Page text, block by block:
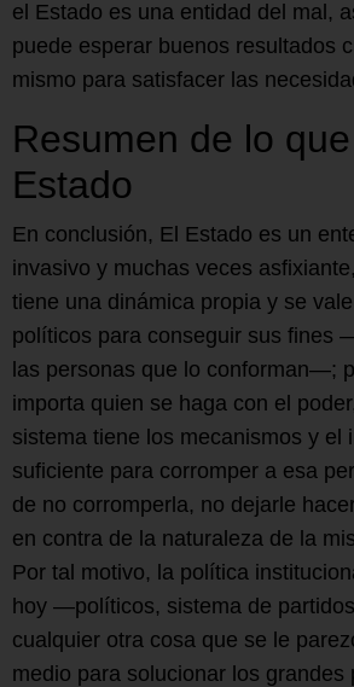
el Estado es una entidad del mal,
puede esperar buenos resultados
mismo para satisfacer las
Resumen de lo
Estado
En conclusión, El Estado es un
invasivo y muchas veces
tiene una dinámica propia y se
políticos para conseguir sus fines
las personas que lo conforman—;
importa quien se haga con el
sistema tiene los mecanismos y el
suficiente para corromper a esa
de no corromperla, no dejarle
en contra de la naturaleza de la
Por tal motivo, la política
hoy —políticos, sistema de
cualquier otra cosa que se le
medio para solucionar los grandes